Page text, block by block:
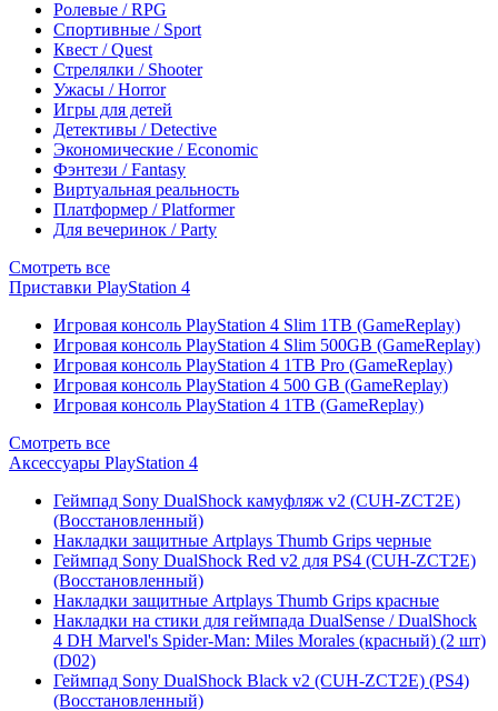
Ролевые / RPG
Спортивные / Sport
Квест / Quest
Стрелялки / Shooter
Ужасы / Horror
Игры для детей
Детективы / Detective
Экономические / Economic
Фэнтези / Fantasy
Виртуальная реальность
Платформер / Platformer
Для вечеринок / Party
Смотреть все
Приставки PlayStation 4
Игровая консоль PlayStation 4 Slim 1TB (GameReplay)
Игровая консоль PlayStation 4 Slim 500GB (GameReplay)
Игровая консоль PlayStation 4 1TB Pro (GameReplay)
Игровая консоль PlayStation 4 500 GB (GameReplay)
Игровая консоль PlayStation 4 1TB (GameReplay)
Смотреть все
Аксессуары PlayStation 4
Геймпад Sony DualShock камуфляж v2 (CUH-ZCT2E)
(Восстановленный)
Накладки защитные Artplays Thumb Grips черные
Геймпад Sony DualShock Red v2 для PS4 (CUH-ZCT2E)
(Восстановленный)
Накладки защитные Artplays Thumb Grips красные
Накладки на стики для геймпада DualSense / DualShock
4 DH Marvel's Spider-Man: Miles Morales (красный) (2 шт)
(D02)
Геймпад Sony DualShock Black v2 (CUH-ZCT2E) (PS4)
(Восстановленный)